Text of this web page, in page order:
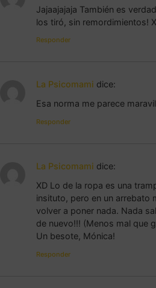
Jajaajajaja También es
los tiró, sin remordimientos!
Responder
La Psicomami dice:
Esa norma me parece
Responder
La Psicomami dice:
XD Lo de la ropa es una
insituto, pero en un arrebato
volver a poner nada. Nada
de nuevo!!! (Menos mal que
Un besote, Mónica!
Responder